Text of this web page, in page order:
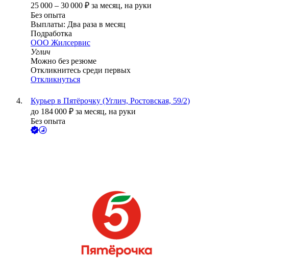
25 000 – 30 000 ₽ за месяц, на руки
Без опыта
Выплаты: Два раза в месяц
Подработка
ООО Жилсервис
Углич
Можно без резюме
Откликнитесь среди первых
Откликнуться
Курьер в Пятёрочку (Углич, Ростовская, 59/2)
до 184 000 ₽ за месяц, на руки
Без опыта